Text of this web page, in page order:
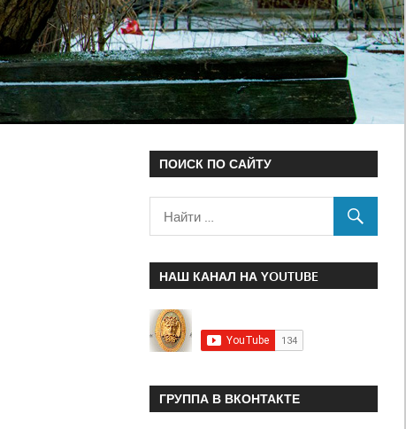
ПОИСК ПО САЙТУ
НАШ КАНАЛ НА YOUTUBE
ГРУППА В ВКОНТАКТЕ